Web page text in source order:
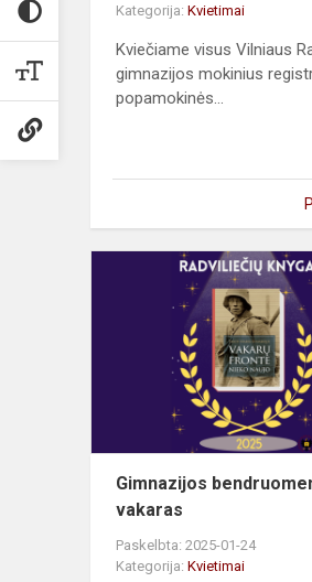
Kategorija: Kvietimai
Kviečiame visus Vilniaus
gimnazijos mokinius
popamokinės...
Gimnazijos
vakaras
Paskelbta: 2025-01-24
Kategorija: Kvietimai